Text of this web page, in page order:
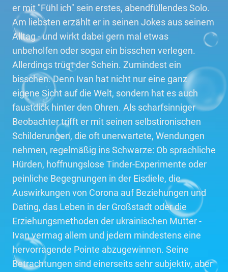
er mit "Fühl ich" sein erstes, abendfüllendes Solo.
Am liebsten erzählt er in seinen Jokes aus seinem
Alltag - und wirkt dabei gern mal etwas
unbeholfen oder sogar ein bisschen verlegen.
Allerdings trügt der Schein. Zumindest ein
bisschen. Denn Ivan hat nicht nur eine ganz
eigene Sicht auf die Welt, sondern hat es auch
faustdick hinter den Ohren. Als scharfsinniger
Beobachter trifft er mit seinen selbstironischen
Schilderungen, die oft unerwartete, Wendungen
nehmen, regelmäßig ins Schwarze: Ob sprachliche
Hürden, hoffnungslose Tinder-Experimente oder
peinliche Begegnungen in der Eisdiele, die
Auswirkungen von Corona auf Beziehungen und
Dating, das Leben in der Großstadt oder die
Erziehungsmethoden der ukrainischen Mutter -
Ivan vermag allem und jedem mindestens eine
hervorragende Pointe abzugewinnen. Seine
Betrachtungen sind einerseits sehr subjektiv, aber